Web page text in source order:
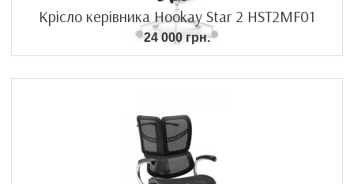
Крісло керівника Hookay Star 2 HST2MF01
24 000 грн.